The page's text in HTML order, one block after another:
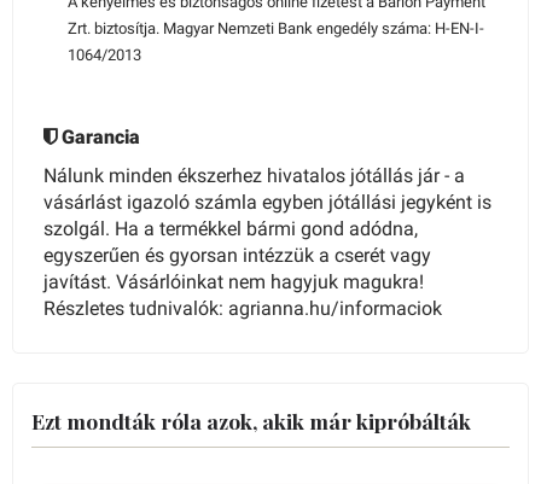
Zrt. biztosítja. Magyar Nemzeti Bank engedély száma: H-EN-I-
1064/2013
Garancia
Nálunk minden ékszerhez hivatalos jótállás jár - a
vásárlást igazoló számla egyben jótállási jegyként is
szolgál. Ha a termékkel bármi gond adódna,
egyszerűen és gyorsan intézzük a cserét vagy
javítást. Vásárlóinkat nem hagyjuk magukra!
Részletes tudnivalók: agrianna.hu/informaciok
Ezt mondták róla azok, akik már kipróbálták